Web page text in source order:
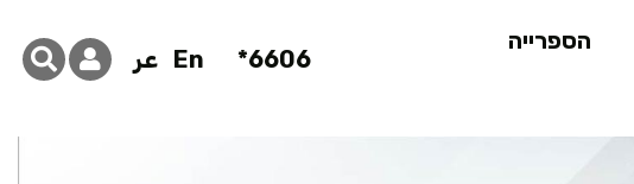
הספרייה
6606*
En عر